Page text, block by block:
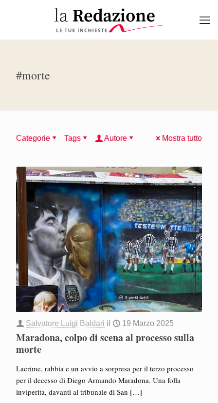
#morte
Categorie Tags Autore Mostra tutto
Salvatore Luigi Baldari il 19 Marzo 2025
Maradona, colpo di scena al processo sulla
morte
Lacrime, rabbia e un avvio a sorpresa per il terzo processo
per il decesso di Diego Armando Maradona. Una folla
inviperita, davanti al tribunale di San […]